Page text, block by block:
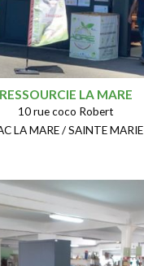
RESSOURCIE LA MARE
10 rue coco Robert
LA MARE / SAINTE MARIE